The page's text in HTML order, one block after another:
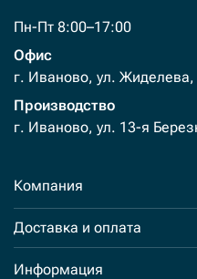
Пн-Пт 8:00–17:00
Офис
г. Иваново, ул. Жиделева,
Производство
г. Иваново, ул. 13-я
Компания
Доставка и оплата
Информация